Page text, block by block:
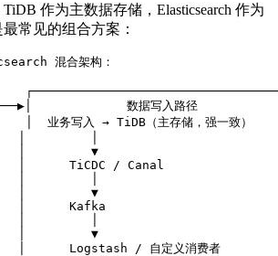
作为主数据存储，Elasticsearch 作为
常见的组合方案：
混合架构：
数据写入路径
│  业务写入 → TiDB（主存储，强一致
│         ▼
│      TiCDC / Canal
│         ▼
│      Kafka
│         ▼
│      Logstash / 自定义消费者